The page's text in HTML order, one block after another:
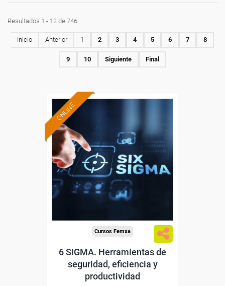
Resultados 1 - 12 de 746
Inicio Anterior 1 2 3 4 5 6 7 8
9 10 Siguiente Final
ONLINE
Formación 100%
subvencionada.
Para desempleados,
trabajadores y autónomos.
Sector
-Metal.
Cursos Femxa
6 SIGMA. Herramientas de
seguridad, eficiencia y
productividad